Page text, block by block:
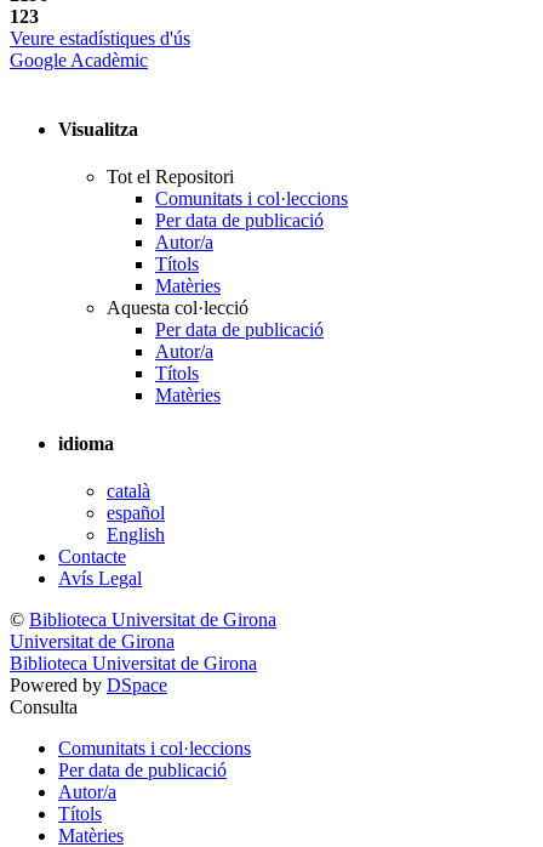
123
Veure estadístiques d'ús
Google Acadèmic
Visualitza
Tot el Repositori
Comunitats i col·leccions
Per data de publicació
Autor/a
Títols
Matèries
Aquesta col·lecció
Per data de publicació
Autor/a
Títols
Matèries
idioma
català
español
English
Contacte
Avís Legal
© Biblioteca Universitat de Girona
Universitat de Girona
Biblioteca Universitat de Girona
Powered by DSpace
Consulta
Comunitats i col·leccions
Per data de publicació
Autor/a
Títols
Matèries